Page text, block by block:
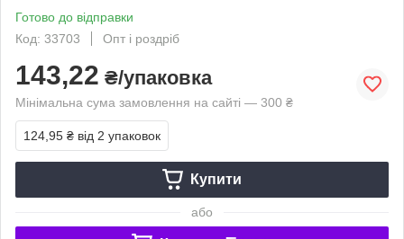
Готово до відправки
Код: 33703
Опт і роздріб
143,22 ₴/упаковка
Мінімальна сума замовлення на сайті — 300 ₴
124,95 ₴ від 2 упаковок
Купити
або